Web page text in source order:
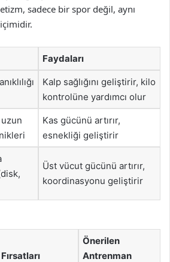
sadece bir spor değil, aynı
Faydaları
Kalp sağlığını geliştirir, kilo
kontrolüne yardımcı olur
Kas gücünü artırır,
esnekliği geliştirir
Üst vücut gücünü artırır,
koordinasyonu geliştirir
Önerilen
Antrenman